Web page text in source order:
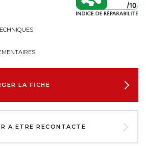
LA FICHE
A ETRE RECONTACTE